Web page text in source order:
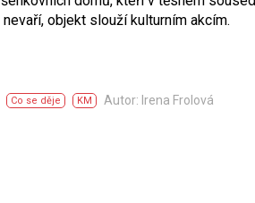
objekt slouží kulturním akcím.
Co se děje KM Autor: Irena Frolová